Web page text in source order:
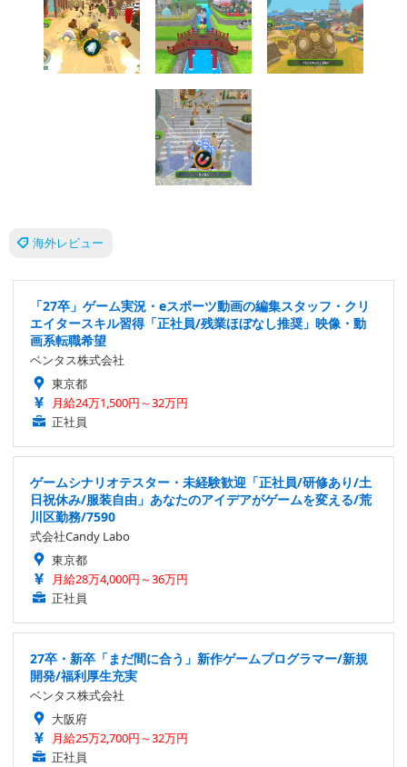
海外レビュー
「27卒」ゲーム実況・eスポーツ動画の編集スタッフ・クリ
エイタースキル習得「正社員/残業ほぼなし推奨」映像・動
画系転職希望
ベンタス株式会社
東京都
月給24万1,500円～32万円
正社員
ゲームシナリオテスター・未経験歓迎「正社員/研修あり/土
日祝休み/服装自由」あなたのアイデアがゲームを変える/荒
川区勤務/7590
式会社Candy Labo
東京都
月給28万4,000円～36万円
正社員
27卒・新卒「まだ間に合う」新作ゲームプログラマー/新規
開発/福利厚生充実
ベンタス株式会社
大阪府
月給25万2,700円～32万円
正社員